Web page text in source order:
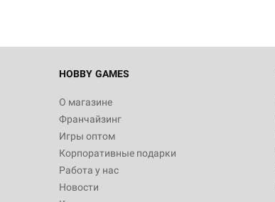
HOBBY GAMES
О магазине
Франчайзинг
Игры оптом
Корпоративные подарки
Работа у нас
Новости